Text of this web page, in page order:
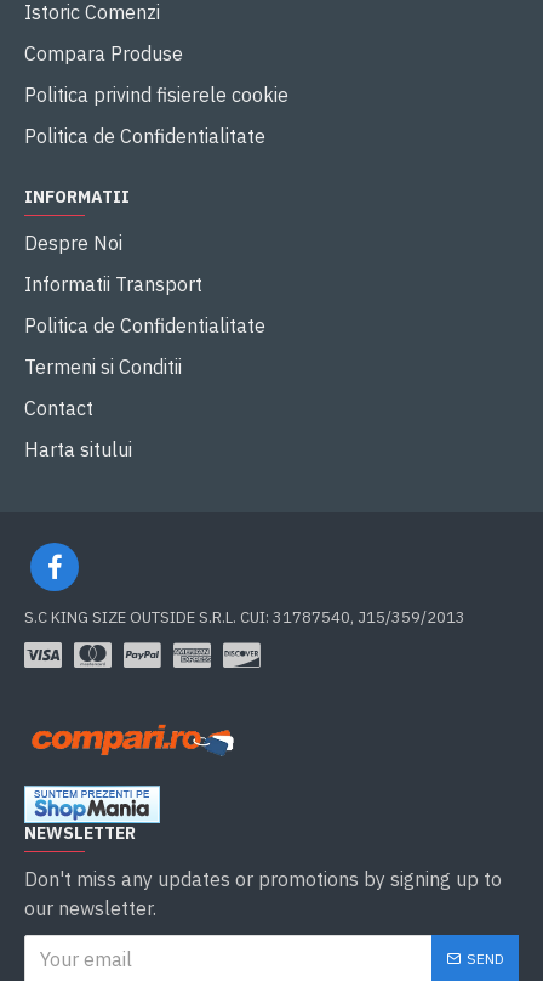
Istoric Comenzi
Compara Produse
Politica privind fisierele cookie
Politica de Confidentialitate
INFORMATII
Despre Noi
Informatii Transport
Politica de Confidentialitate
Termeni si Conditii
Contact
Harta sitului
S.C KING SIZE OUTSIDE S.R.L. CUI: 31787540, J15/359/2013
NEWSLETTER
Don't miss any updates or promotions by signing up to
our newsletter.
SEND